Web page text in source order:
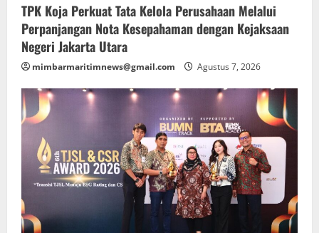
TPK Koja Perkuat Tata Kelola Perusahaan Melalui
Perpanjangan Nota Kesepahaman dengan Kejaksaan
Negeri Jakarta Utara
mimbarmaritimnews@gmail.com Agustus 7, 2026